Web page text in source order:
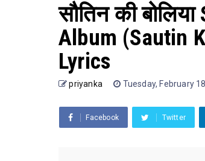
सौतिन की
Album (Sautin
Lyrics
priyanka Tuesday, February
Facebook Twitter